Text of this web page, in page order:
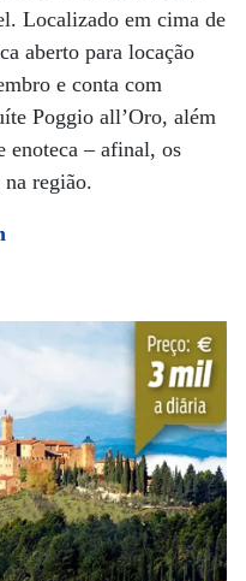
Localizado em cima de
aberto para locação
e conta com
Poggio all’Oro, além
enoteca – afinal, os
região.